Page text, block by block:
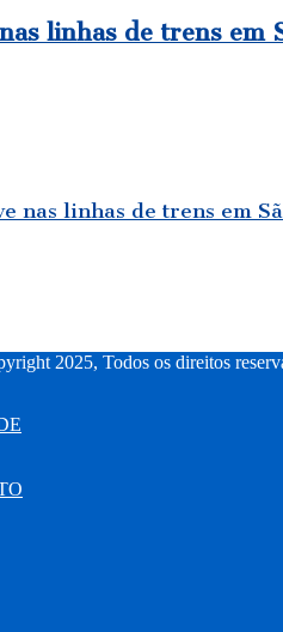
linhas de trens em
nas linhas de trens em
2025, Todos os direitos